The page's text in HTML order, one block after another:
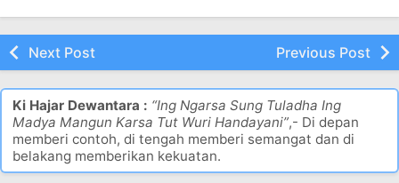
Next Post Previous Post
Ki Hajar Dewantara : “Ing Ngarsa Sung Tuladha Ing
Madya Mangun Karsa Tut Wuri Handayani”,- Di depan
memberi contoh, di tengah memberi semangat dan di
belakang memberikan kekuatan.